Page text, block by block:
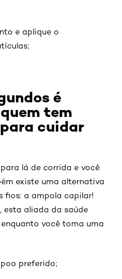
e aplique o
é
tem
cuidar
lá de corrida e você
existe uma alternativa
fios: a ampola capilar!
esta aliada da saúde
você toma uma
preferido;